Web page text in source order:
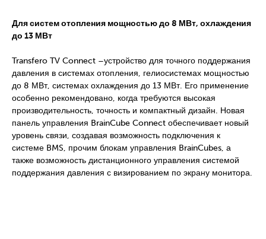
Для систем отопления мощностью до 8 МВт, охлаждения
до 13 МВт
Transfero TV Connect –устройство для точного поддержания
давления в системах отопления, гелиосистемах мощностью
до 8 МВт, системах охлаждения до 13 МВт. Его применение
особенно рекомендовано, когда требуются высокая
производительность, точность и компактный дизайн. Новая
панель управления BrainCube Connect обеспечивает новый
уровень связи, создавая возможность подключения к
системе BMS, прочим блокам управления BrainCubes, а
также возможность дистанционного управления системой
поддержания давления с визированием по экрану монитора.